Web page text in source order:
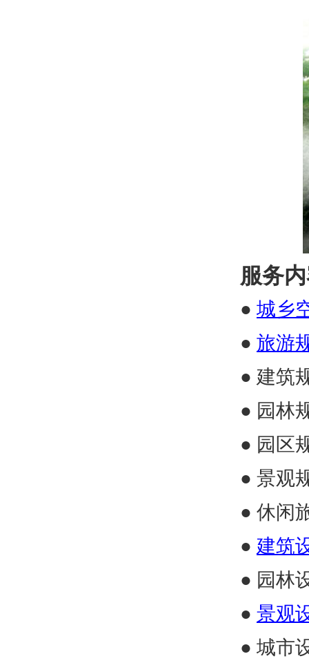
服务
● 城乡
● 旅游
● 建筑
● 园林
● 园区
● 景观
● 休闲
● 建筑
● 园林
● 景观
● 城市